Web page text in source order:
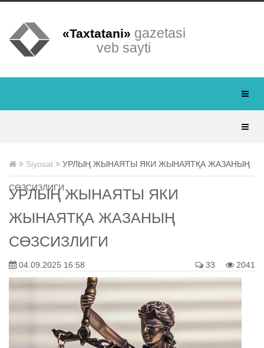
«Taxtatani» gazetasi
veb sayti
Siyosat УРЛЫҢ ЖЫНАЯТЫ ЯКИ ЖЫНАЯТҚА ЖАЗАНЫҢ
СӨЗСИЗЛИГИ
УРЛЫҢ ЖЫНАЯТЫ ЯКИ
ЖЫНАЯТҚА ЖАЗАНЫҢ
СӨЗСИЗЛИГИ
04.09.2025 16:58 2041
33